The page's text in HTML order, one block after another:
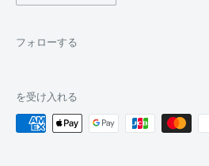
地
フォローする
を受け入れる